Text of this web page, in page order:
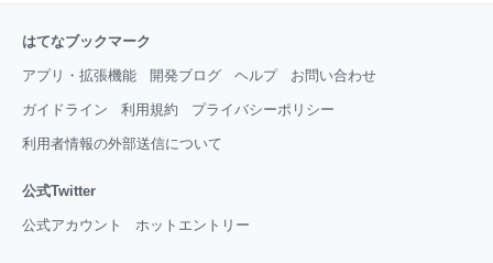
はてなブックマーク
アプリ・拡張機能 開発ブログ ヘルプ お問い合わせ
ガイドライン 利用規約 プライバシーポリシー
利用者情報の外部送信について
公式Twitter
公式アカウント ホットエントリー